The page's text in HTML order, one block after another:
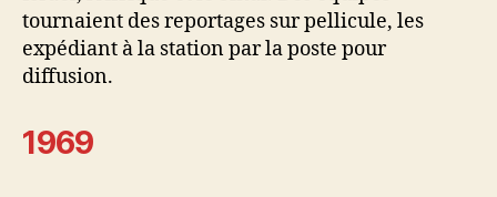
tournaient des reportages sur pellicule, les
expédiant à la station par la poste pour
diffusion.
1969